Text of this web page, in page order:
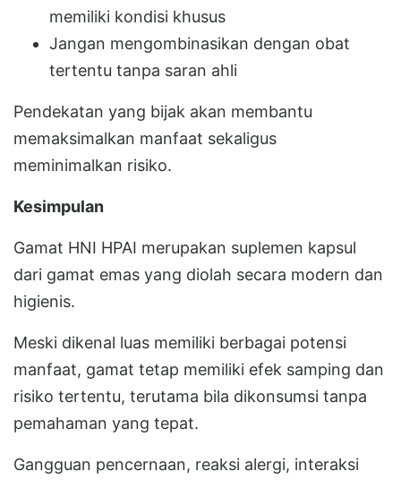
memiliki kondisi khusus
Jangan mengombinasikan dengan obat
tertentu tanpa saran ahli
Pendekatan yang bijak akan membantu
memaksimalkan manfaat sekaligus
meminimalkan risiko.
Kesimpulan
Gamat HNI HPAI merupakan suplemen kapsul
dari gamat emas yang diolah secara modern dan
higienis.
Meski dikenal luas memiliki berbagai potensi
manfaat, gamat tetap memiliki efek samping dan
risiko tertentu, terutama bila dikonsumsi tanpa
pemahaman yang tepat.
Gangguan pencernaan, reaksi alergi, interaksi